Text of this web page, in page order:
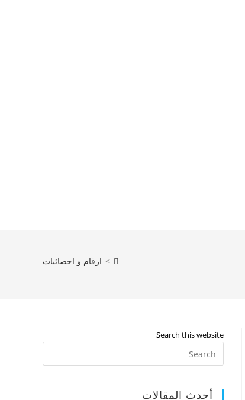
> ارقام و احصائيات
Search this website
أحدث المقالات